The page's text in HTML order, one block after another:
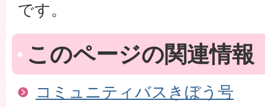
です。
このページの関連情報
コミュニティバスきぼう号